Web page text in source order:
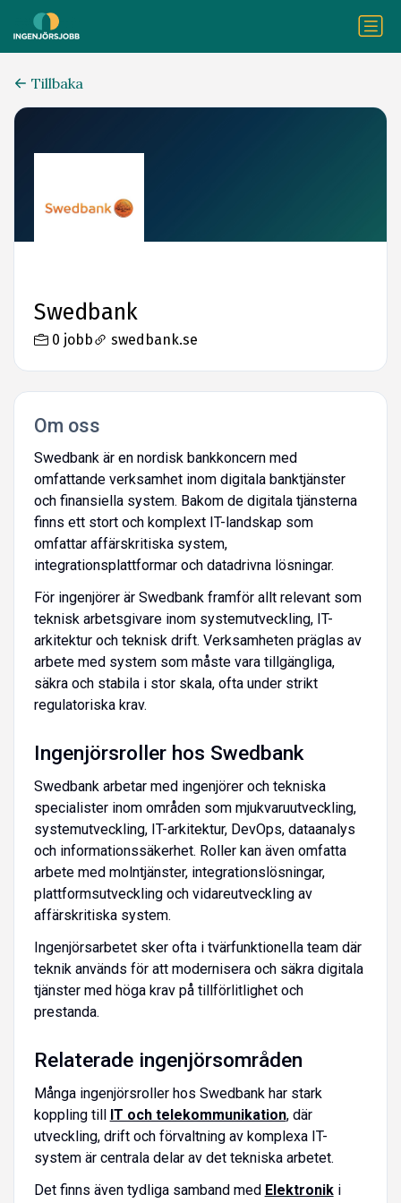
Tillbaka
Swedbank
0 jobb swedbank.se
Om oss
Swedbank är en nordisk bankkoncern med
omfattande verksamhet inom digitala banktjänster
och finansiella system. Bakom de digitala tjänsterna
finns ett stort och komplext IT-landskap som
omfattar affärskritiska system,
integrationsplattformar och datadrivna lösningar.
För ingenjörer är Swedbank framför allt relevant som
teknisk arbetsgivare inom systemutveckling, IT-
arkitektur och teknisk drift. Verksamheten präglas av
arbete med system som måste vara tillgängliga,
säkra och stabila i stor skala, ofta under strikt
regulatoriska krav.
Ingenjörsroller hos Swedbank
Swedbank arbetar med ingenjörer och tekniska
specialister inom områden som mjukvaruutveckling,
systemutveckling, IT-arkitektur, DevOps, dataanalys
och informationssäkerhet. Roller kan även omfatta
arbete med molntjänster, integrationslösningar,
plattformsutveckling och vidareutveckling av
affärskritiska system.
Ingenjörsarbetet sker ofta i tvärfunktionella team där
teknik används för att modernisera och säkra digitala
tjänster med höga krav på tillförlitlighet och
prestanda.
Relaterade ingenjörsområden
Många ingenjörsroller hos Swedbank har stark
koppling till IT och telekommunikation, där
utveckling, drift och förvaltning av komplexa IT-
system är centrala delar av det tekniska arbetet.
Det finns även tydliga samband med Elektroniki